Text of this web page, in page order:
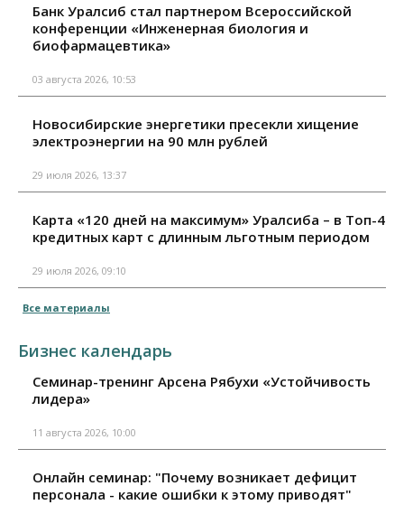
Банк Уралсиб стал партнером Всероссийской
конференции «Инженерная биология и
биофармацевтика»
03 августа 2026, 10:53
Новосибирские энергетики пресекли хищение
электроэнергии на 90 млн рублей
29 июля 2026, 13:37
Карта «120 дней на максимум» Уралсиба – в Топ-4
кредитных карт с длинным льготным периодом
29 июля 2026, 09:10
Все материалы
Бизнес календарь
Семинар-тренинг Арсена Рябухи «Устойчивость
лидера»
11 августа 2026, 10:00
Онлайн семинар: "Почему возникает дефицит
персонала - какие ошибки к этому приводят"